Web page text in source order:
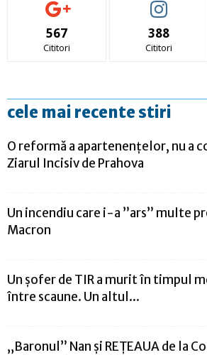
567
Cititori
388
Cititori
cele mai recente stiri
O reformă a apartenențelor, nu a
Ziarul Incisiv de Prahova
Un incendiu care i-a ”ars” multe
Macron
Un șofer de TIR a murit în timpul
între scaune. Un altul...
„Baronul” Nan și REȚEAUA de la